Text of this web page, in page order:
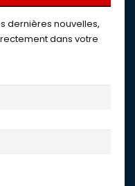
dernières nouvelles,
dans votre